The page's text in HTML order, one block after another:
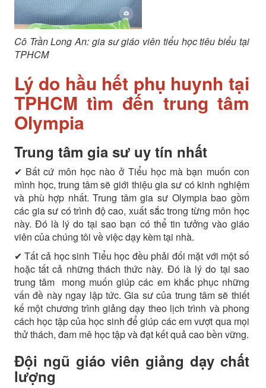
Cô Trần Long An: gia sư giáo viên tiểu học tiêu biểu tại
TPHCM
Lý do hầu hết phụ huynh tại
TPHCM tìm đến trung tâm
Olympia
Trung tâm gia sư uy tín nhất
✔ Bất cứ môn học nào ở Tiểu học mà bạn muốn con
mình học, trung tâm sẽ giới thiệu gia sư có kinh nghiệm
và phù hợp nhất. Trung tâm gia sư Olympia bao gồm
các gia sư có trình độ cao, xuất sắc trong từng môn học
này. Đó là lý do tại sao bạn có thể tin tưởng vào giáo
viên của chúng tôi về việc dạy kèm tại nhà.
✔ Tất cả học sinh Tiểu học đều phải đối mặt với một số
hoặc tất cả những thách thức này. Đó là lý do tại sao
trung tâm mong muốn giúp các em khắc phục những
vấn đề này ngay lập tức. Gia sư của trung tâm sẽ thiết
kế một chương trình giảng dạy theo lịch trình và phong
cách học tập của học sinh để giúp các em vượt qua mọi
thử thách, đam mê học tập và đạt kết quả cao bền vững.
Đội ngũ giáo viên giảng dạy chất
lượng